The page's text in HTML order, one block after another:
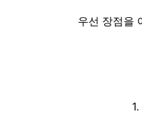
우선 장점을